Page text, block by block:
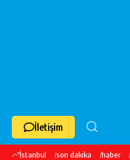
İletişim
İstanbul son dakika haber